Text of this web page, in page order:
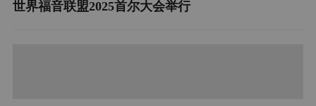
世界福音联盟2025首尔大会举行